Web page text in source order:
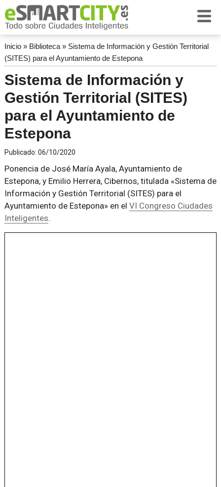
Inicio» Biblioteca» Sistema de Información y Gestión Territorial
(SITES) para el Ayuntamiento de Estepona
Sistema de Información y
Gestión Territorial (SITES)
para el Ayuntamiento de
Estepona
Publicado: 06/10/2020
Ponencia de José María Ayala, Ayuntamiento de
Estepona, y Emilio Herrera, Cibernos, titulada «Sistema de
Información y Gestión Territorial (SITES) para el
Ayuntamiento de Estepona» en el VI Congreso Ciudades
Inteligentes.